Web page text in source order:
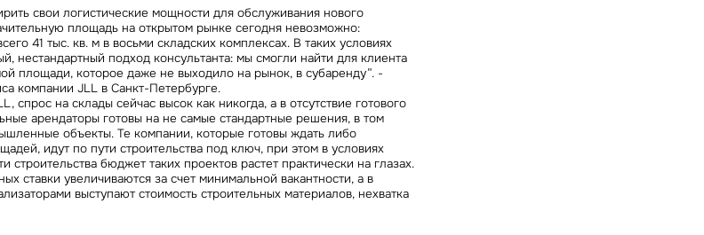
свои логистические мощности для обслуживания нового
площадь на открытом рынке сегодня невозможно:
41 тыс. кв. м в восьми складских комплексах. В таких условиях
нестандартный подход консультанта: мы смогли найти для клиента
площади, которое даже не выходило на рынок, в субаренду”. -
компании JLL в Санкт-Петербурге.
на склады сейчас высок как никогда, а в отсутствие готового
арендаторы готовы на не самые стандартные решения, в том
объекты. Те компании, которые готовы ждать либо
идут по пути строительства под ключ, при этом в условиях
строительства бюджет таких проектов растет практически на глазах.
ставки увеличиваются за счет минимальной вакантности, а в
выступают стоимость строительных материалов, нехватка